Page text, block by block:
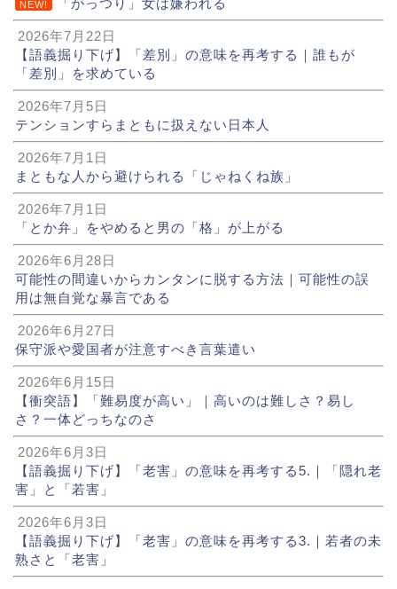
NEW! 「がっつり」女は嫌われる
2026年7月22日
【語義掘り下げ】「差別」の意味を再考する｜誰もが
「差別」を求めている
2026年7月5日
テンションすらまともに扱えない日本人
2026年7月1日
まともな人から避けられる「じゃねくね族」
2026年7月1日
「とか弁」をやめると男の「格」が上がる
2026年6月28日
可能性の間違いからカンタンに脱する方法｜可能性の誤
用は無自覚な暴言である
2026年6月27日
保守派や愛国者が注意すべき言葉遣い
2026年6月15日
【衝突語】「難易度が高い」｜高いのは難しさ？易し
さ？一体どっちなのさ
2026年6月3日
【語義掘り下げ】「老害」の意味を再考する5.｜「隠れ老
害」と「若害」
2026年6月3日
【語義掘り下げ】「老害」の意味を再考する3.｜若者の未
熟さと「老害」